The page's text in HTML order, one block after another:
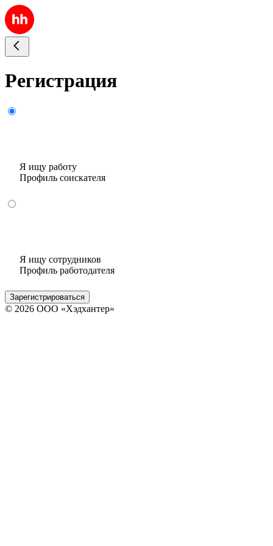
Регистрация
Я ищу работу
Профиль соискателя
Я ищу сотрудников
Профиль работодателя
Зарегистрироваться
© 2026 ООО «Хэдхантер»